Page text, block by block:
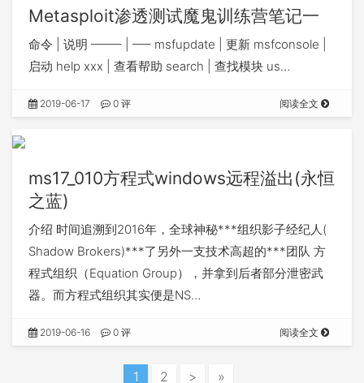
Metasploit渗透测试魔鬼训练营笔记一
命令 | 说明 ——– | —– msfupdate | 更新 msfconsole |
启动 help xxx | 查看帮助 search | 查找模块 us…
2019-06-17 0 评 阅读全文
ms17_010方程式windows远程溢出(永恒
之蓝)
介绍 时间追溯到2016年，全球神秘***组织影子经纪人(
Shadow Brokers)***了另外一支技术高超的***团队 方
程式组织（Equation Group），并拿到后者部分泄密武
器。而方程式组织其实便是NS…
2019-06-16 0 评 阅读全文
1 2 > »